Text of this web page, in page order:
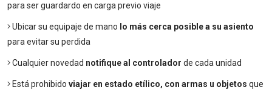
para ser guardardo en carga previo viaje
Ubicar su equipaje de mano lo más cerca posible a su asiento
para evitar su perdida
Cualquier novedad notifique al controlador de cada unidad
Está prohibido viajar en estado etílico, con armas u objetos que